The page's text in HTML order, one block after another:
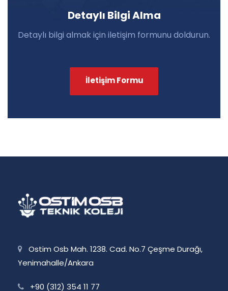
Detaylı Bilgi Alma
Detaylı bilgi almak için iletişim formunu doldurun.
İletişim Formu
Ostim Osb Mah. 1238. Cad. No.7 Çeşme Durağı,
Yenimahalle/Ankara
+90 (312) 354 11 77